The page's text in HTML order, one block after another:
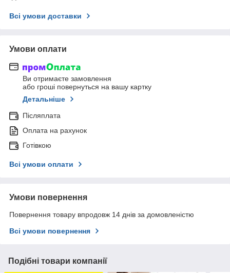
Всі умови доставки
Умови оплати
Ви отримаєте замовлення
або гроші повернуться на вашу картку
Детальніше
Післяплата
Оплата на рахунок
Готівкою
Всі умови оплати
Умови повернення
Повернення товару впродовж 14 днів за домовленістю
Всі умови повернення
Подібні товари компанії